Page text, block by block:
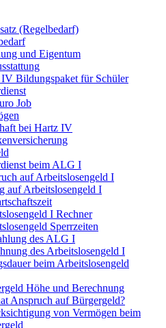
(Regelbedarf)
und Eigentum
Bildungspaket für Schüler
Job
bei Hartz IV
beim ALG I
auf Arbeitslosengeld I
auf Arbeitslosengeld I
I Rechner
Sperrzeiten
des ALG I
des Arbeitslosengeld I
beim Arbeitslosengeld
Höhe und Berechnung
Anspruch auf Bürgergeld?
von Vermögen beim